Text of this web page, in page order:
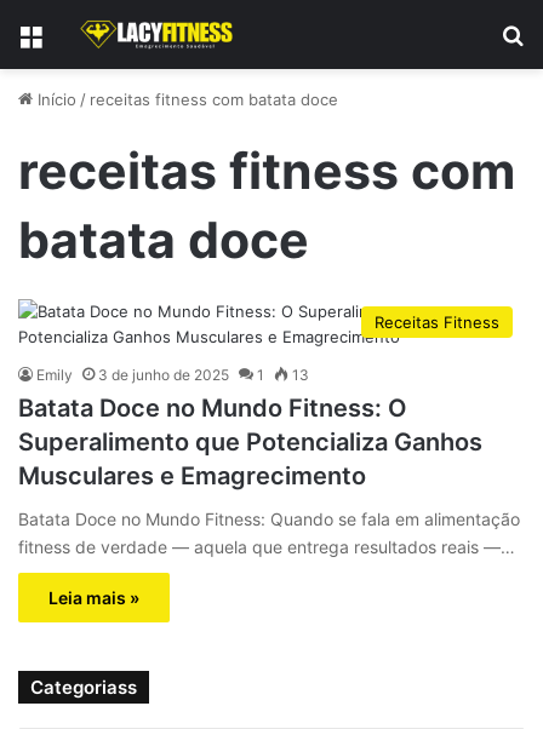
Menu
Início / receitas fitness com batata doce
receitas fitness com
batata doce
Receitas Fitness
Emily 3 de junho de 2025 1 13
Batata Doce no Mundo Fitness: O
Superalimento que Potencializa Ganhos
Musculares e Emagrecimento
Batata Doce no Mundo Fitness: Quando se fala em alimentação
fitness de verdade — aquela que entrega resultados reais —…
Leia mais »
Categoriass